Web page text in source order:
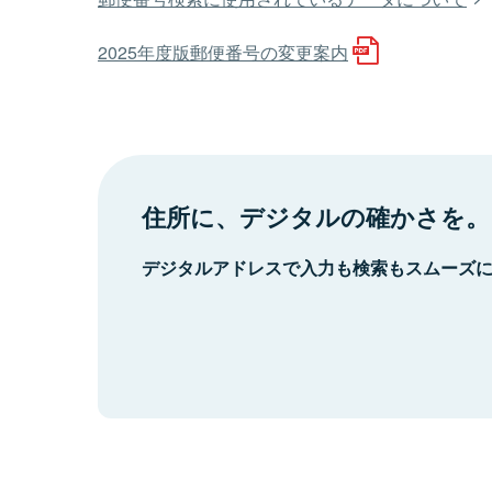
2025年度版郵便番号の変更案内
住所に、デジタルの確かさを。
デジタルアドレスで入力も検索もスムーズ